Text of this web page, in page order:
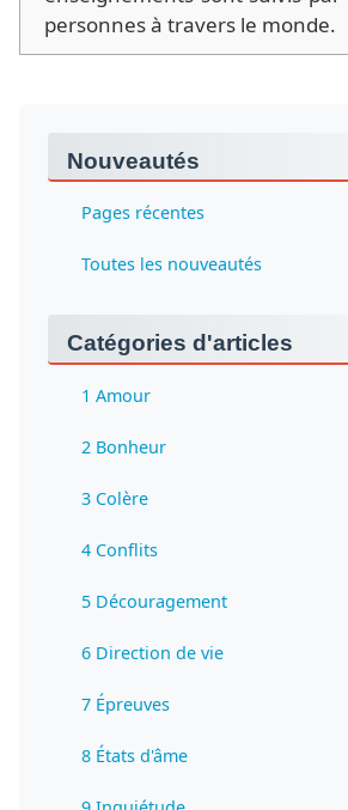
personnes à travers le monde.
Nouveautés
Pages récentes
Toutes les nouveautés
Catégories d'articles
1 Amour
2 Bonheur
3 Colère
4 Conflits
5 Découragement
6 Direction de vie
7 Épreuves
8 États d'âme